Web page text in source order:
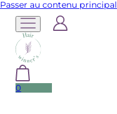
Passer au contenu principal
0